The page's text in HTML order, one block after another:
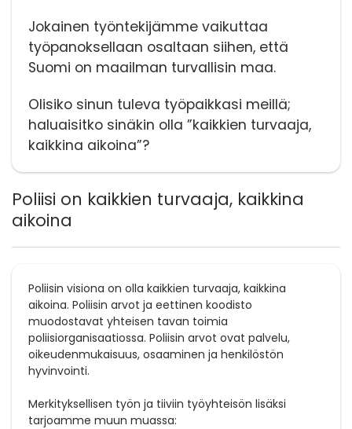
Jokainen työntekijämme vaikuttaa
työpanoksellaan osaltaan siihen, että
Suomi on maailman turvallisin maa.
Olisiko sinun tuleva työpaikkasi meillä;
haluaisitko sinäkin olla ”kaikkien turvaaja,
kaikkina aikoina”?
Poliisi on kaikkien turvaaja, kaikkina
aikoina
Poliisin visiona on olla kaikkien turvaaja, kaikkina
aikoina. Poliisin arvot ja eettinen koodisto
muodostavat yhteisen tavan toimia
poliisiorganisaatiossa. Poliisin arvot ovat palvelu,
oikeudenmukaisuus, osaaminen ja henkilöstön
hyvinvointi.
Merkityksellisen työn ja tiiviin työyhteisön lisäksi
tarjoamme muun muassa: